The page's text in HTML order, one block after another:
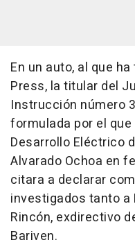
En un auto, al que
Press, la titular del
Instrucción número
formulada por el
Desarrollo Eléctrico
Alvarado Ochoa en
citara a declarar
investigados tanto a
Rincón, exdirectivo
Bariven.